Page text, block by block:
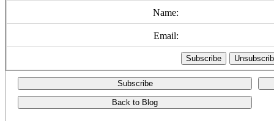
Name:
Email:
Subscribe
Back to Blog